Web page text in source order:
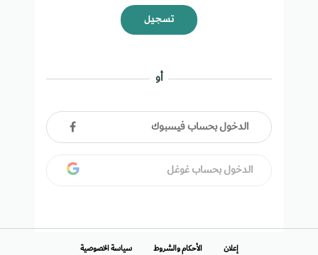
تسجيل
أو
الدخول بحساب فيسبوك
الدخول بحساب غوغل
إعلان الأحكام والشروط سياسة الخصوصية